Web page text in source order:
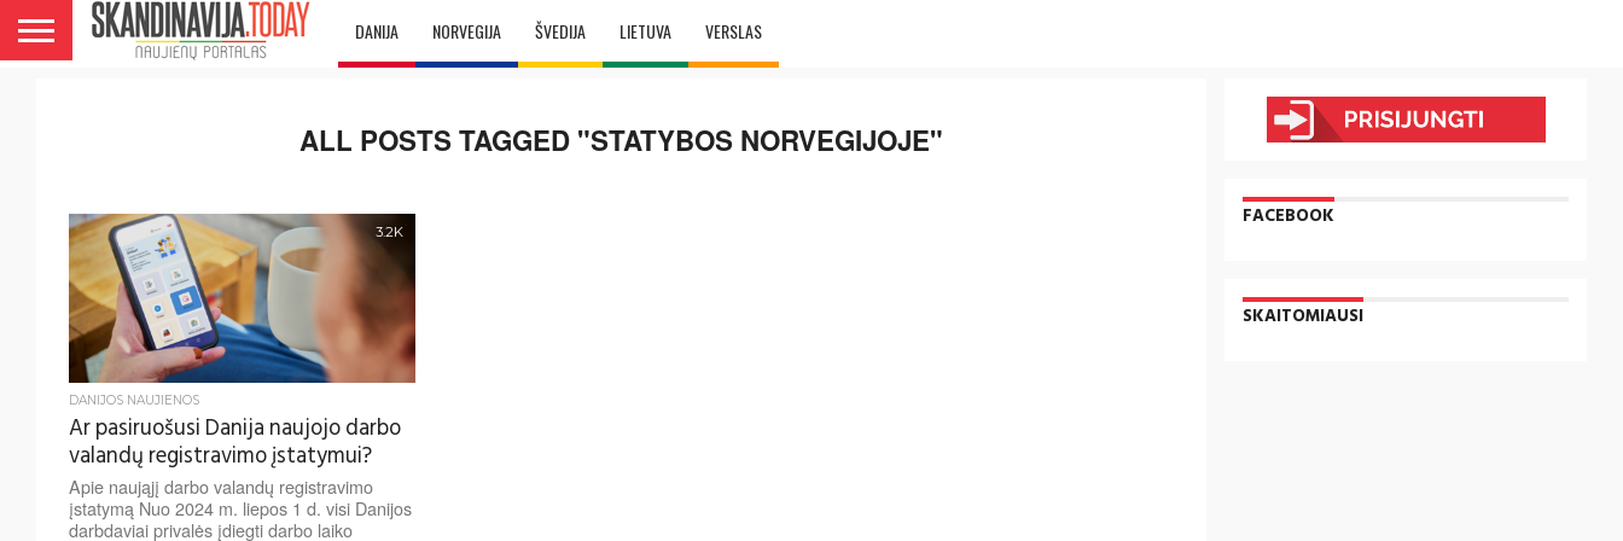
DANIJA NORVEGIJA ŠVEDIJA LIETUVA VERSLAS
ALL POSTS TAGGED "STATYBOS NORVEGIJOJE"
3.2K
DANIJOS NAUJIENOS
Ar pasiruošusi Danija naujojo darbo
valandų registravimo įstatymui?
Apie naująjį darbo valandų registravimo
įstatymą Nuo 2024 m. liepos 1 d. visi Danijos
darbdaviai privalės įdiegti darbo laiko
FACEBOOK
SKAITOMIAUSI